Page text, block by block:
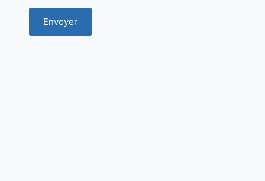
Envoyer